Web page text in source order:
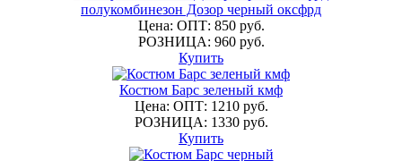
полукомбинезон Дозор черный оксфрд
Цена: ОПТ: 850 руб.
РОЗНИЦА: 960 руб.
Купить
Костюм Барс зеленый кмф
Цена: ОПТ: 1210 руб.
РОЗНИЦА: 1330 руб.
Купить